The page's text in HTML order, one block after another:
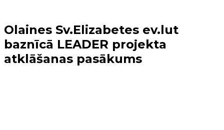
Olaines Sv.Elizabetes ev.lut
baznīcā LEADER projekta
atklāšanas pasākums